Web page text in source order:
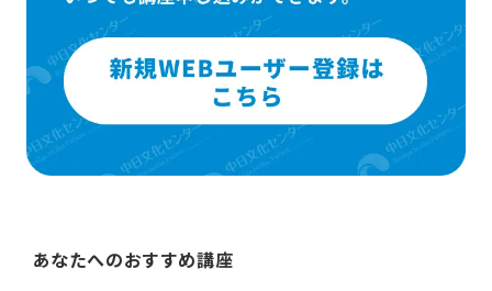
あなたへのおすすめ講座